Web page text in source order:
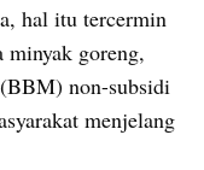
hal itu tercermin
minyak goreng,
non-subsidi
menjelang